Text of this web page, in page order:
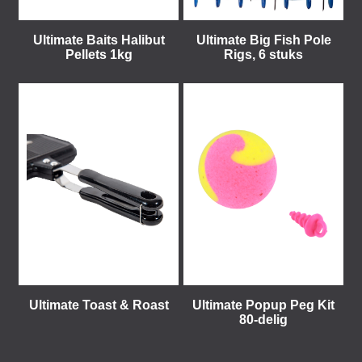
Ultimate Baits Halibut
Pellets 1kg
Ultimate Big Fish Pole
Rigs, 6 stuks
Ultimate Toast & Roast
Ultimate Popup Peg Kit
80-delig